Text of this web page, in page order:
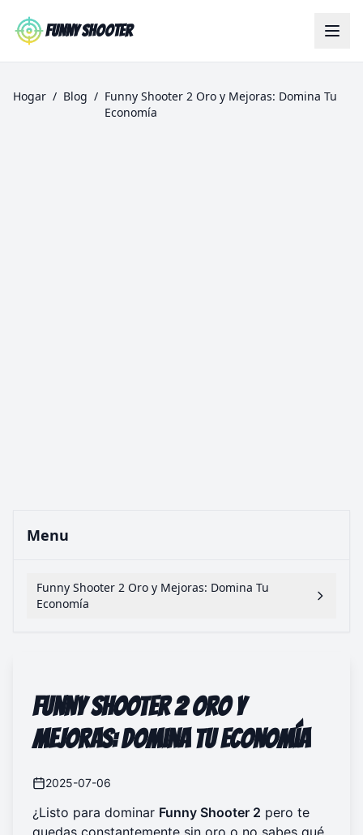
Funny Shooter
Hogar / Blog / Funny Shooter 2 Oro y Mejoras: Domina Tu
Economía
Menu
Funny Shooter 2 Oro y Mejoras: Domina Tu
Economía
Funny Shooter 2 Oro y
Mejoras: Domina Tu Economía
2025-07-06
¿Listo para dominar Funny Shooter 2 pero te
quedas constantemente sin oro o no sabes qué